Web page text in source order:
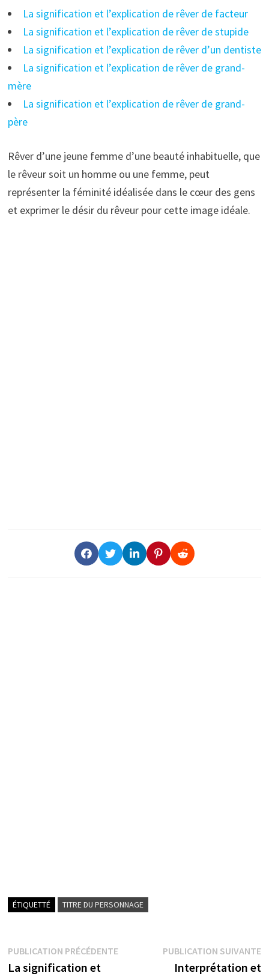
La signification et l’explication de rêver de facteur
La signification et l’explication de rêver de stupide
La signification et l’explication de rêver d’un dentiste
La signification et l’explication de rêver de grand-
mère
La signification et l’explication de rêver de grand-
père
Rêver d’une jeune femme d’une beauté inhabituelle, que
le rêveur soit un homme ou une femme, peut
représenter la féminité idéalisée dans le cœur des gens
et exprimer le désir du rêveur pour cette image idéale.
ÉTIQUETTÉ TITRE DU PERSONNAGE
Navigation
PUBLICATION PRÉCÉDENTEPublication
La signification et
PUBLICATION SUIVANTE
Interprétation et